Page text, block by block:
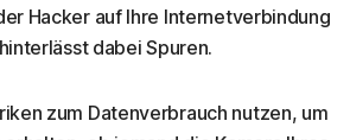
Hacker auf Ihre Internetverbindung
dabei Spuren.
zum Datenverbrauch nutzen, um